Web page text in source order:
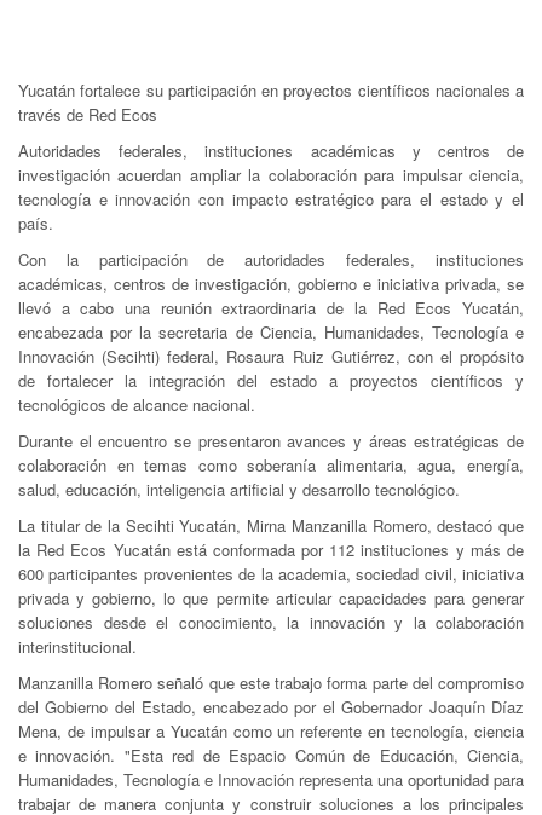
Yucatán fortalece su participación en proyectos científicos nacionales a
través de Red Ecos
Autoridades federales, instituciones académicas y centros de
investigación acuerdan ampliar la colaboración para impulsar ciencia,
tecnología e innovación con impacto estratégico para el estado y el
país.
Con la participación de autoridades federales, instituciones
académicas, centros de investigación, gobierno e iniciativa privada, se
llevó a cabo una reunión extraordinaria de la Red Ecos Yucatán,
encabezada por la secretaria de Ciencia, Humanidades, Tecnología e
Innovación (Secihti) federal, Rosaura Ruiz Gutiérrez, con el propósito
de fortalecer la integración del estado a proyectos científicos y
tecnológicos de alcance nacional.
Durante el encuentro se presentaron avances y áreas estratégicas de
colaboración en temas como soberanía alimentaria, agua, energía,
salud, educación, inteligencia artificial y desarrollo tecnológico.
La titular de la Secihti Yucatán, Mirna Manzanilla Romero, destacó que
la Red Ecos Yucatán está conformada por 112 instituciones y más de
600 participantes provenientes de la academia, sociedad civil, iniciativa
privada y gobierno, lo que permite articular capacidades para generar
soluciones desde el conocimiento, la innovación y la colaboración
interinstitucional.
Manzanilla Romero señaló que este trabajo forma parte del compromiso
del Gobierno del Estado, encabezado por el Gobernador Joaquín Díaz
Mena, de impulsar a Yucatán como un referente en tecnología, ciencia
e innovación. "Esta red de Espacio Común de Educación, Ciencia,
Humanidades, Tecnología e Innovación representa una oportunidad para
trabajar de manera conjunta y construir soluciones a los principales